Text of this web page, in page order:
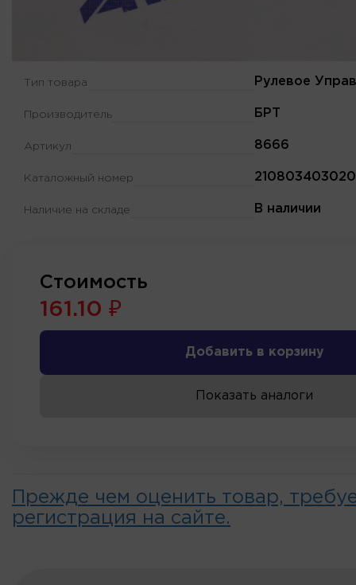
Тип товара Рулевое
Производитель БРТ
Артикул 8666
Каталожный номер 210803403020
Наличие на складе В наличии
Стоимость
161.10 ₽
Добавить в корзину
Показать аналоги
Прежде чем оценить товар,
регистрация на сайте.